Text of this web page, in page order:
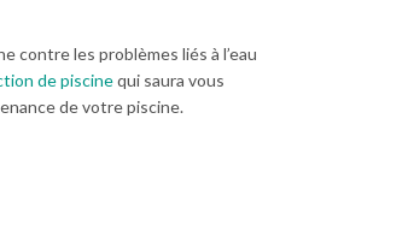
contre les problèmes liés à l’eau
de piscinequi saura vous
de votre piscine.